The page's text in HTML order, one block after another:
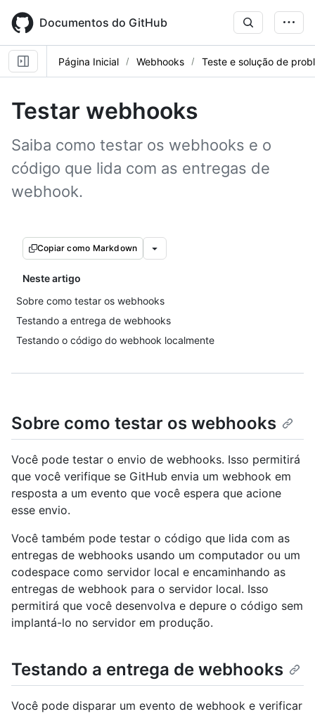
main
content
Documentos do GitHub
Página Inicial Webhooks Teste e solução de
Testar webhooks
Saiba como testar os webhooks e o
código que lida com as entregas de
webhook.
Copiar como Markdown
Neste artigo
Sobre como testar os webhooks
Testando a entrega de webhooks
Testando o código do webhook localmente
Sobre como testar os webhooks
Você pode testar o envio de webhooks. Isso permitirá
que você verifique se GitHub envia um webhook em
resposta a um evento que você espera que acione
esse envio.
Você também pode testar o código que lida com as
entregas de webhooks usando um computador ou um
codespace como servidor local e encaminhando as
entregas de webhook para o servidor local. Isso
permitirá que você desenvolva e depure o código sem
implantá-lo no servidor em produção.
Testando a entrega de webhooks
Você pode disparar um evento de webhook e verificar